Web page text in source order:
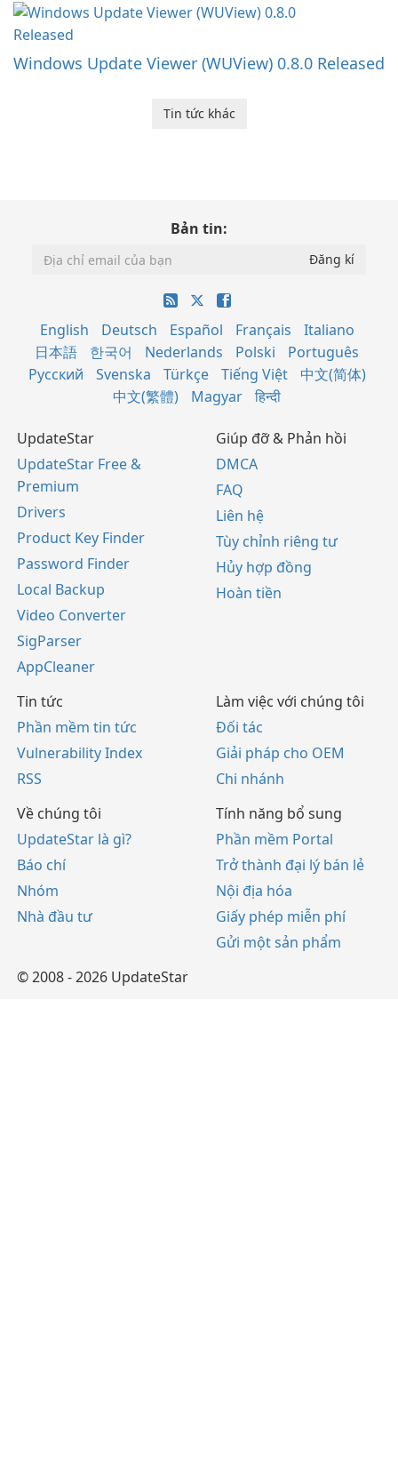
Windows Update Viewer (WUView) 0.8.0 Released
Tin tức khác
Bản tin:
English Deutsch Español Français
Italiano
日本語
한국어 Nederlands Polski
Português
Русский
Svenska Türkçe Tiếng Việt
中文(简体)
中文(繁體)
Magyar हिन्दी
UpdateStar
UpdateStar Free &
Premium
Drivers
Product Key Finder
Password Finder
Local Backup
Video Converter
SigParser
AppCleaner
Giúp đỡ & Phản hồi
DMCA
FAQ
Liên hệ
Tùy chỉnh riêng tư
Hủy hợp đồng
Hoàn tiền
Tin tức
Phần mềm tin tức
Vulnerability Index
RSS
Làm việc với chúng tôi
Đối tác
Giải pháp cho OEM
Chi nhánh
Về chúng tôi
UpdateStar là gì?
Báo chí
Nhóm
Nhà đầu tư
Tính năng bổ sung
Phần mềm Portal
Trở thành đại lý bán lẻ
Nội địa hóa
Giấy phép miễn phí
Gửi một sản phẩm
© 2008 - 2026 UpdateStar